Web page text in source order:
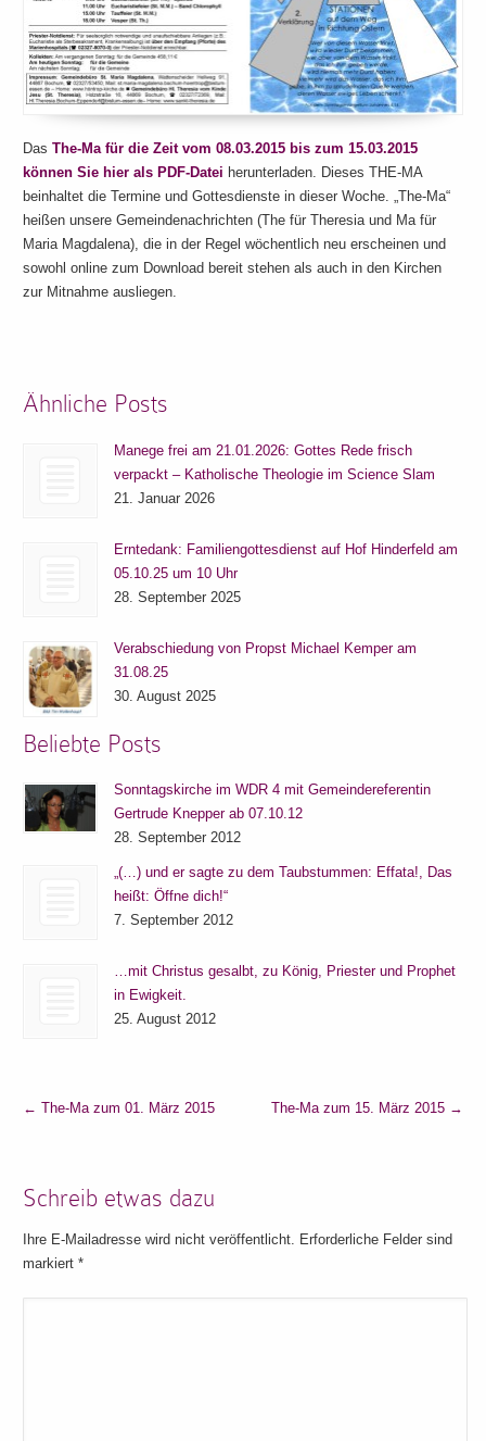
Das The-Ma für die Zeit vom 08.03.2015 bis zum 15.03.2015
können Sie hier als PDF-Datei herunterladen. Dieses THE-MA
beinhaltet die Termine und Gottesdienste in dieser Woche. „The-Ma“
heißen unsere Gemeindenachrichten (The für Theresia und Ma für
Maria Magdalena), die in der Regel wöchentlich neu erscheinen und
sowohl online zum Download bereit stehen als auch in den Kirchen
zur Mitnahme ausliegen.
Ähnliche Posts
Manege frei am 21.01.2026: Gottes Rede frisch
verpackt – Katholische Theologie im Science Slam
21. Januar 2026
Erntedank: Familiengottesdienst auf Hof Hinderfeld am
05.10.25 um 10 Uhr
28. September 2025
Verabschiedung von Propst Michael Kemper am
31.08.25
30. August 2025
Beliebte Posts
Sonntagskirche im WDR 4 mit Gemeindereferentin
Gertrude Knepper ab 07.10.12
28. September 2012
„(…) und er sagte zu dem Taubstummen: Effata!, Das
heißt: Öffne dich!“
7. September 2012
…mit Christus gesalbt, zu König, Priester und Prophet
in Ewigkeit.
25. August 2012
← The-Ma zum 01. März 2015 The-Ma zum 15. März 2015 →
Schreib etwas dazu
Ihre E-Mailadresse wird nicht veröffentlicht. Erforderliche Felder sind
markiert*